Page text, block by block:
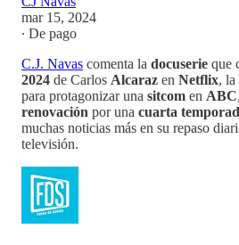
mar 15, 2024
∙ De pago
C.J. Navas comenta la docuserie que
2024 de Carlos Alcaraz en Netflix, la
para protagonizar una sitcom en ABC
renovación por una cuarta
muchas noticias más en su repaso
televisión.